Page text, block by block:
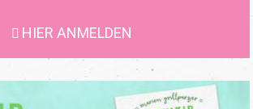
HIER ANMELDEN